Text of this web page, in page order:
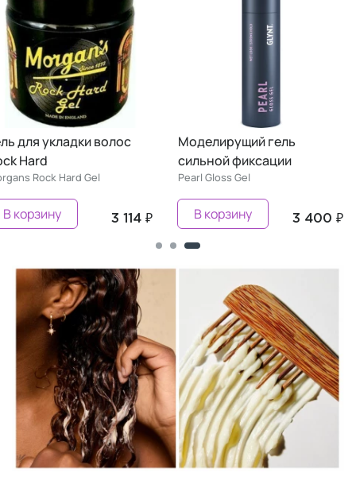
для укладки волос
Hard
Rock Hard Gel
3 114 ₽
В корзину
Моделирущий гель
сильной фиксации
Pearl Gloss Gel
3 400 ₽
В корзину